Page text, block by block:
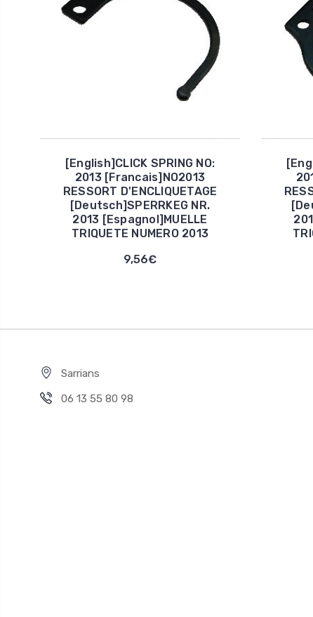
[English]CLICK SPRING NO:
2013 [Francais]NO2013
RESSORT D'ENCLIQUETAGE
[Deutsch]SPERRKEG NR.
2013 [Espagnol]MUELLE
TRIQUETE NUMERO 2013
9,56€
Sarrians
06 13 55 80 98